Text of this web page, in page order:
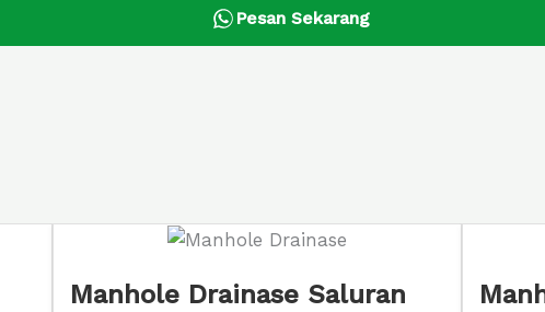
Pesan Sekarang
Manhole Besi Saluran
Manhole